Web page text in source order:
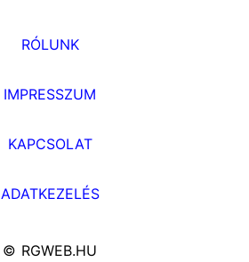
RÓLUNK
IMPRESSZUM
KAPCSOLAT
ADATKEZELÉS
© RGWEB.HU